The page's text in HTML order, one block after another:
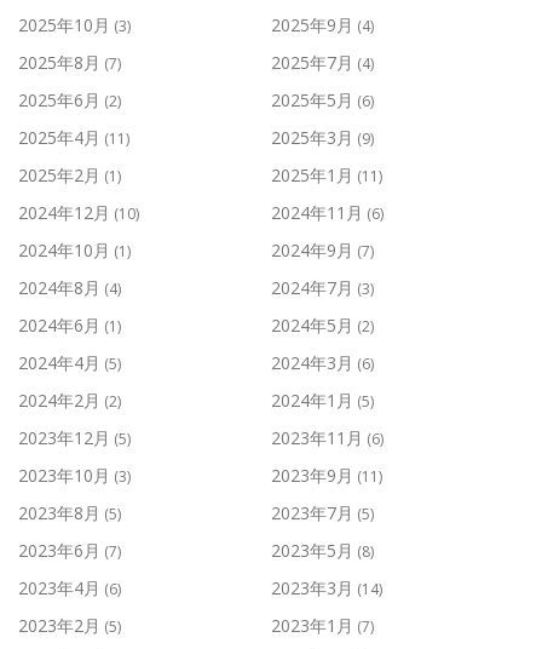
2025年10月 (3) 2025年9月 (4)
2025年8月 (7) 2025年7月 (4)
2025年6月 (2) 2025年5月 (6)
2025年4月 (11) 2025年3月 (9)
2025年2月 (1) 2025年1月 (11)
2024年12月 (10) 2024年11月 (6)
2024年10月 (1) 2024年9月 (7)
2024年8月 (4) 2024年7月 (3)
2024年6月 (1) 2024年5月 (2)
2024年4月 (5) 2024年3月 (6)
2024年2月 (2) 2024年1月 (5)
2023年12月 (5) 2023年11月 (6)
2023年10月 (3) 2023年9月 (11)
2023年8月 (5) 2023年7月 (5)
2023年6月 (7) 2023年5月 (8)
2023年4月 (6) 2023年3月 (14)
2023年2月 (5) 2023年1月 (7)